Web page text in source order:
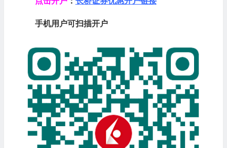
手机用户可扫描开户